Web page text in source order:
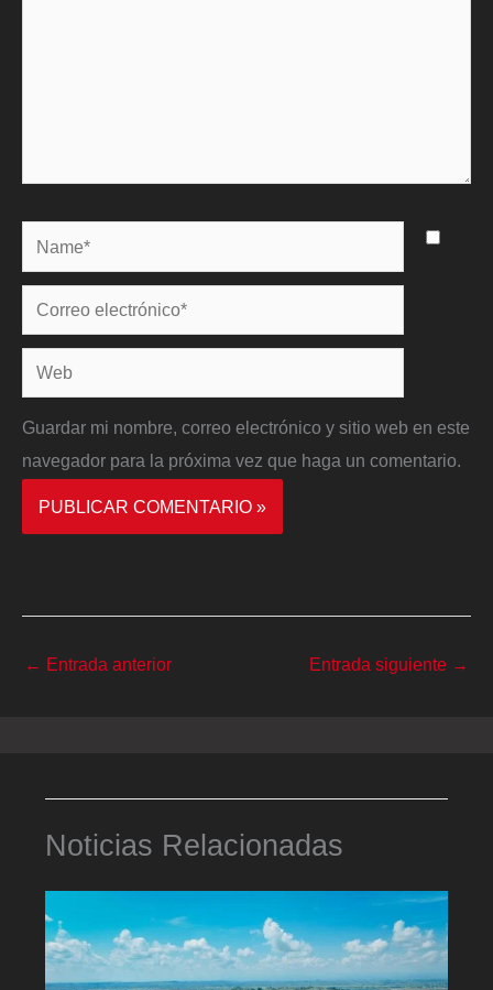
Name*
Correo
electrónico*
Web
Guardar mi nombre, correo electrónico y sitio web en este
navegador para la próxima vez que haga un comentario.
← Entrada anterior Entrada siguiente →
Noticias Relacionadas